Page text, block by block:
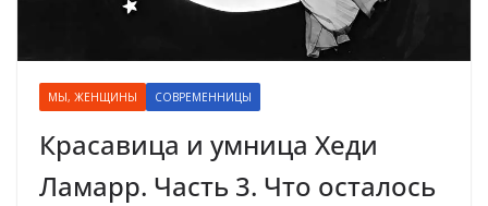
МЫ, ЖЕНЩИНЫ СОВРЕМЕННИЦЫ
Красавица и умница Хеди
Ламарр. Часть 3. Что осталось